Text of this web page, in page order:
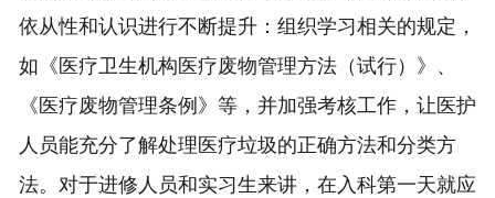
依从性和认识进行不断提升：组织学习相关的规定，
如《医疗卫生机构医疗废物管理方法（试行）》、
《医疗废物管理条例》等，并加强考核工作，让医护
人员能充分了解处理医疗垃圾的正确方法和分类方
法。对于进修人员和实习生来讲，在入科第一天就应